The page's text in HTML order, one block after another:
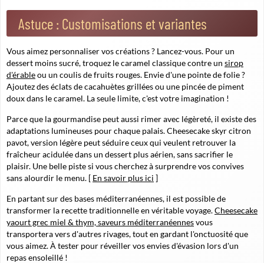
Astuce : Customisations et variantes
Vous aimez personnaliser vos créations ? Lancez-vous. Pour un
dessert moins sucré, troquez le caramel classique contre un sirop
d'érableou un coulis de fruits rouges. Envie d'une pointe de folie ?
Ajoutez des éclats de cacahuètes grillées ou une pincée de piment
doux dans le caramel. La seule limite, c'est votre imagination !
Parce que la gourmandise peut aussi rimer avec légèreté, il existe des
adaptations lumineuses pour chaque palais. Cheesecake skyr citron
pavot, version légère peut séduire ceux qui veulent retrouver la
fraîcheur acidulée dans un dessert plus aérien, sans sacrifier le
plaisir. Une belle piste si vous cherchez à surprendre vos convives
sans alourdir le menu. [ En savoir plus ici ]
En partant sur des bases méditerranéennes, il est possible de
transformer la recette traditionnelle en véritable voyage.Cheesecake
yaourt grec miel & thym, saveurs méditerranéennesvous
transportera vers d'autres rivages, tout en gardant l'onctuosité que
vous aimez. À tester pour réveiller vos envies d'évasion lors d'un
repas ensoleillé !